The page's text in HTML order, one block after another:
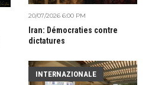
20/07/2026 6:00 PM
Iran: Démocraties contre
dictatures
INTERNAZIONALE